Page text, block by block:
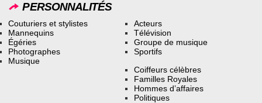
PERSONNALITÉS
Couturiers et stylistes
Mannequins
Égéries
Photographes
Musique
Acteurs
Télévision
Groupe de musique
Sportifs
Coiffeurs célèbres
Familles Royales
Hommes d’affaires
Politiques